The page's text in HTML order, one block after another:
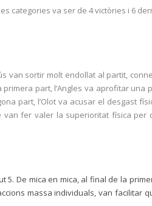
va ser de 4 victòries i 6
van sortir molt endollat al partit,
part, l’Angles va aprofitar una
part, l’Olot va acusar el desgast
fer valer la superioritat física
De mica en mica, al final de la
massa individuals, van facilitar